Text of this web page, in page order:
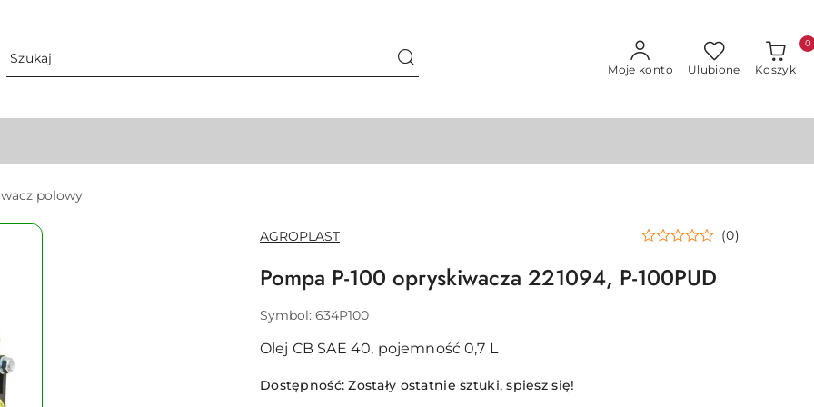
Moje konto Ulubione Koszyk
0
polowy
NAZWA
PRODUCENTA:
AGROPLAST (0)
Pompa P-100 opryskiwacza 221094, P-100PUD
Symbol: 634P100
Olej CB SAE 40, pojemność 0,7 L
Dostępność:Zostały ostatnie sztuki, spiesz się!